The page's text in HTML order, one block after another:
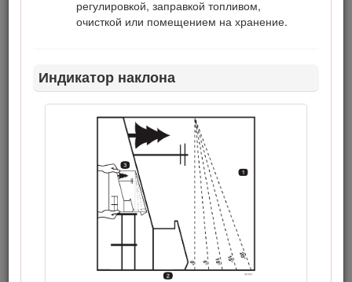
регулировкой, заправкой топливом,
очисткой или помещением на хранение.
Индикатор наклона
Для выделения информации в данном руководстве
используются два слова.Внимание— привлекает
внимание к специальной информации, относящейся к
механической части машины, и Примечание
общую информацию, требующую специального
Символ предупреждения об опасности (Рисунок
используется как в этом руководстве, так и на машине,
чтобы обозначить важные указания о безопасности,
которые следует выполнять для предотвращения
несчастных случаев. Этот символ также сопровождается
Опасно!,Предупреждение!илиОсторожно!